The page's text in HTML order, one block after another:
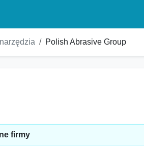
Polish Abrasive Group
firmy